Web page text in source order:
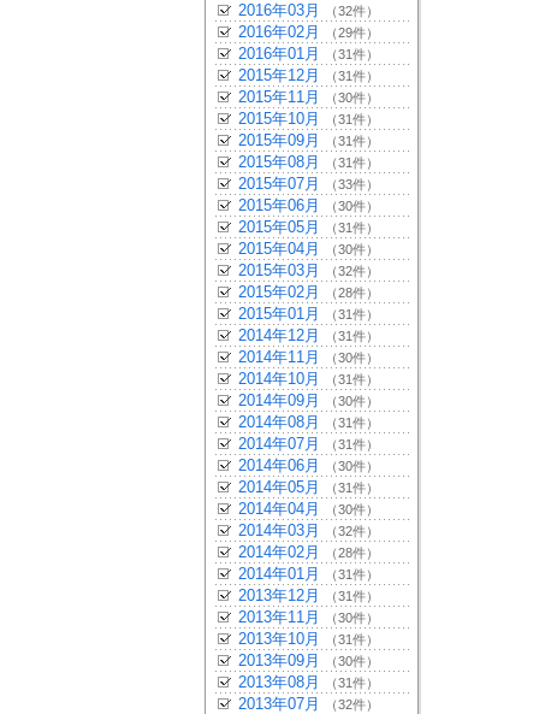
2016年03月 （32件）
2016年02月 （29件）
2016年01月 （31件）
2015年12月 （31件）
2015年11月 （30件）
2015年10月 （31件）
2015年09月 （31件）
2015年08月 （31件）
2015年07月 （33件）
2015年06月 （30件）
2015年05月 （31件）
2015年04月 （30件）
2015年03月 （32件）
2015年02月 （28件）
2015年01月 （31件）
2014年12月 （31件）
2014年11月 （30件）
2014年10月 （31件）
2014年09月 （30件）
2014年08月 （31件）
2014年07月 （31件）
2014年06月 （30件）
2014年05月 （31件）
2014年04月 （30件）
2014年03月 （32件）
2014年02月 （28件）
2014年01月 （31件）
2013年12月 （31件）
2013年11月 （30件）
2013年10月 （31件）
2013年09月 （30件）
2013年08月 （31件）
2013年07月 （32件）